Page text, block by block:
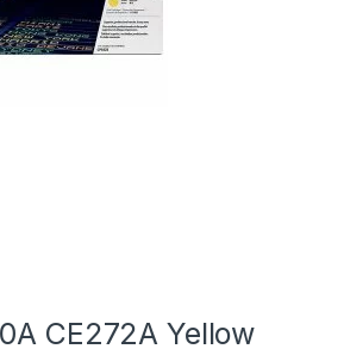
CE272A Yellow